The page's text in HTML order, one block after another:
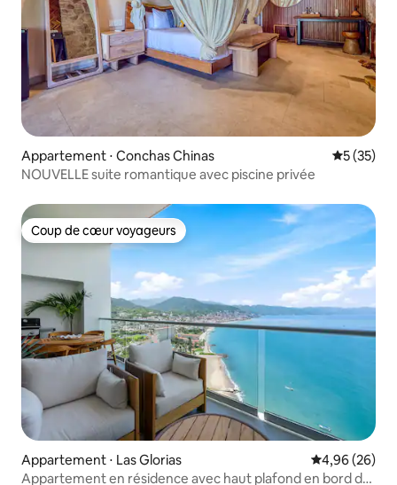
Appartement ⋅ Conchas Chinas
5 (35)
NOUVELLE suite romantique avec piscine privée
Coup de cœur voyageurs
Coup de cœur voyageurs
Appartement ⋅ Las Glorias Évaluation
4,96 (26)
Appartement en résidence avec haut plafond en bord de